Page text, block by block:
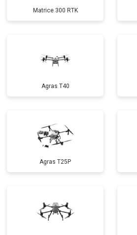
Matrice 300 RTK
Agras T40
Agras T25P